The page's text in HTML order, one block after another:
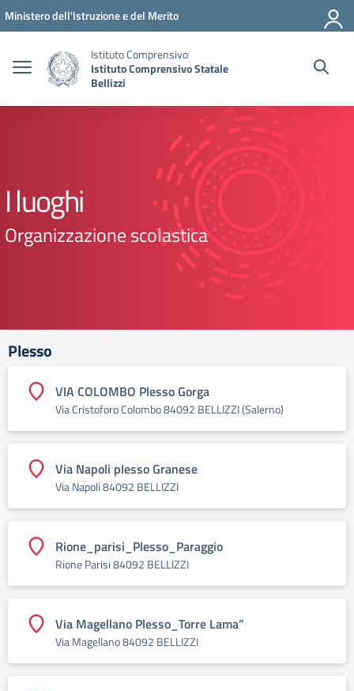
Vai ai contenuti
Vai al menu di navigazione
Vai al footer
Ministero dell'Istruzione e del Merito
Istituto Comprensivo
Istituto Comprensivo Statale
Bellizzi
I luoghi
Organizzazione scolastica
Plesso
VIA COLOMBO Plesso Gorga
Via Cristoforo Colombo 84092 BELLIZZI (Salerno)
Via Napoli plesso Granese
Via Napoli 84092 BELLIZZI
Rione_parisi_Plesso_Paraggio
Rione Parisi 84092 BELLIZZI
Via Magellano Plesso_Torre Lama”
Via Magellano 84092 BELLIZZI